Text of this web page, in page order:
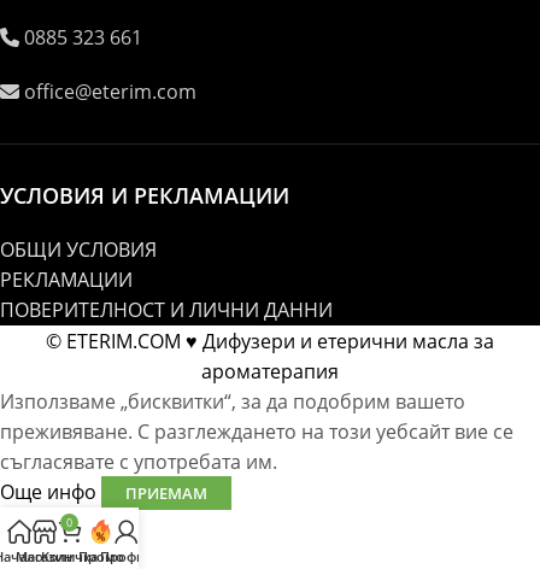
0885 323 661
office@eterim.com
УСЛОВИЯ И РЕКЛАМАЦИИ
ОБЩИ УСЛОВИЯ
РЕКЛАМАЦИИ
ПОВЕРИТЕЛНОСТ И ЛИЧНИ ДАННИ
© ETERIM.COM ♥ Дифузери и етерични масла за
ароматерапия
Магазин
0
КоличкаПромоПрофил
Използваме „бисквитки“, за да подобрим вашето
преживяване. С разглеждането на този уебсайт вие се
съгласявате с употребата им.
Още инфо
ПРИЕМАМ